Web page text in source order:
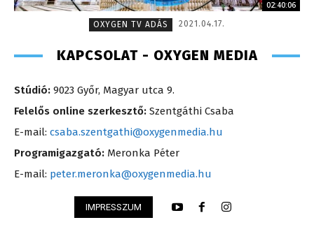
02:40:06
OXYGEN TV ADÁS
2021.04.17.
KAPCSOLAT - OXYGEN MEDIA
Stúdió: 9023 Győr, Magyar utca 9.
Felelős online szerkesztő: Szentgáthi Csaba
E-mail: csaba.szentgathi@oxygenmedia.hu
Programigazgató: Meronka Péter
E-mail: peter.meronka@oxygenmedia.hu
IMPRESSZUM